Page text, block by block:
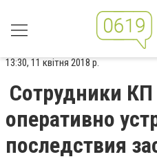
13:30, 11 квітня 2018 р.
Сотрудники
оперативно
последствия